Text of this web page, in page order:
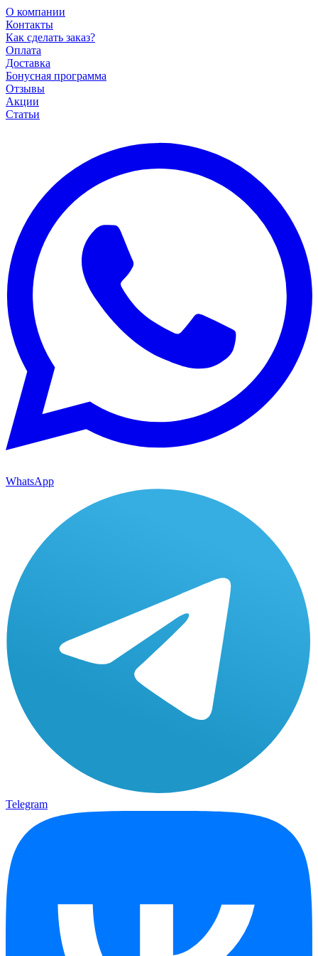
О компании
Контакты
Как сделать заказ?
Оплата
Доставка
Бонусная программа
Отзывы
Акции
Статьи
WhatsApp
Telegram